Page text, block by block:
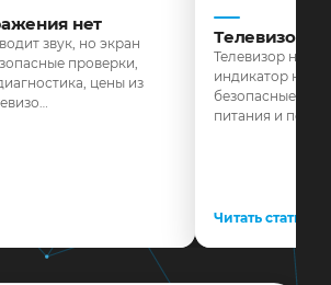
нет
звук, но экран
проверки,
цены из
Телевизор
Телевизор не
индикатор не
безопасные
питания и
Читать статью